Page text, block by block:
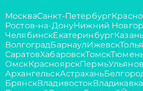
МоскваСанкт-Петербург
Ростов-на-ДонуНижний
ЧелябинскЕкатеринбург
ВолгоградБарнаулИжевск
СаратовХабаровскТомск
ОмскКрасноярскПермь
АрхангельскАстрахань
БрянскВладивосток